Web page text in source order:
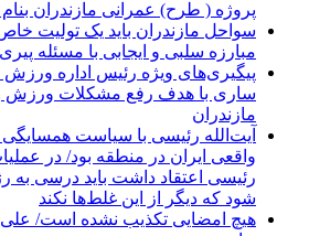
پروژه ( طرح) عمرانی مازندران
سواحل مازندران باید یک تولیت خاص
مبارزه سلبی و ایجابی با مسئله
پیگیری‌های ویژه رئیس اداره
ساری با هدف رفع مشکلات ورزش
مازندران
آیت‌الله رئیسی با سیاست همسایگی
واقعی ایران در منطقه بود/ در
رئیسی اعتقاد داشت باید درسی به
شود که دیگر از این غلط‌ها نکند
هیچ امضایی تکذیب نشده است/ علی